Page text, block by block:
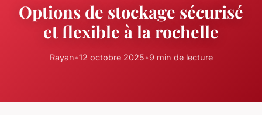
Options de stockage sécurisé
et flexible à la rochelle
Rayan•12 octobre 2025•9 min de lecture